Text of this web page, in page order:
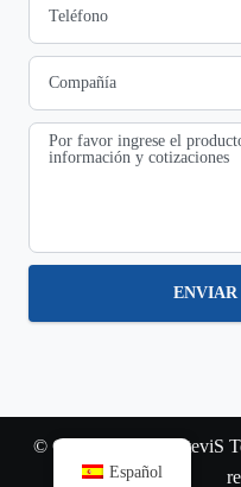
© Copyright 2022 SteviS
Español